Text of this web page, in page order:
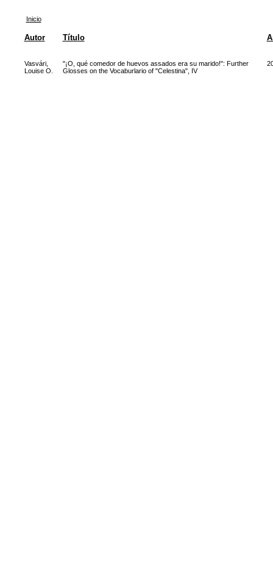
Inicio
Autor Título
Vasvári,
Louise O.
"¡O, qué comedor de huevos assados era su marido!": Further
Glosses on the Vocaburlario of "Celestina", IV